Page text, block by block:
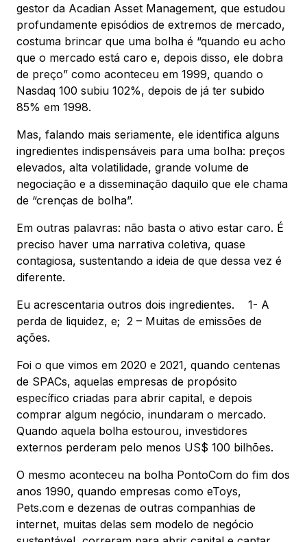
gestor da Acadian Asset Management, que estudou
profundamente episódios de extremos de mercado,
costuma brincar que uma bolha é “quando eu acho
que o mercado está caro e, depois disso, ele dobra
de preço” como aconteceu em 1999, quando o
Nasdaq 100 subiu 102%, depois de já ter subido
85% em 1998.
Mas, falando mais seriamente, ele identifica alguns
ingredientes indispensáveis para uma bolha: preços
elevados, alta volatilidade, grande volume de
negociação e a disseminação daquilo que ele chama
de “crenças de bolha”.
Em outras palavras: não basta o ativo estar caro. É
preciso haver uma narrativa coletiva, quase
contagiosa, sustentando a ideia de que dessa vez é
diferente.
Eu acrescentaria outros dois ingredientes. 1- A
perda de liquidez, e; 2 – Muitas de emissões de
ações.
Foi o que vimos em 2020 e 2021, quando centenas
de SPACs, aquelas empresas de propósito
específico criadas para abrir capital, e depois
comprar algum negócio, inundaram o mercado.
Quando aquela bolha estourou, investidores
externos perderam pelo menos US$ 100 bilhões.
O mesmo aconteceu na bolha PontoCom do fim dos
anos 1990, quando empresas como eToys,
Pets.com e dezenas de outras companhias de
internet, muitas delas sem modelo de negócio